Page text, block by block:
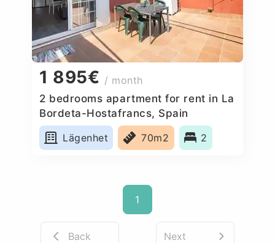
1 895€ / month
2 bedrooms apartment for rent in La
Bordeta-Hostafrancs, Spain
Lägenhet
70m2 2
1
Back Next